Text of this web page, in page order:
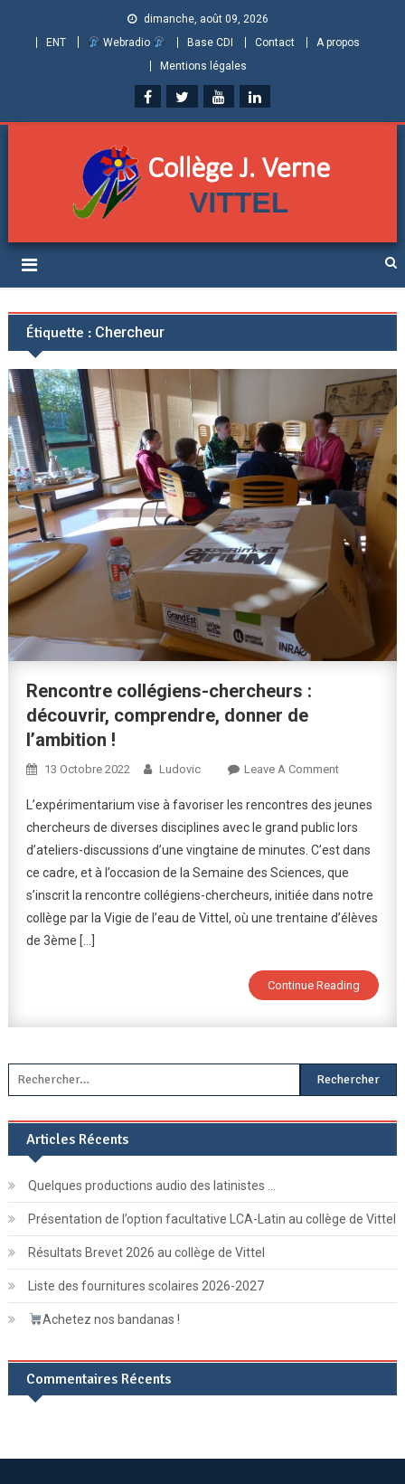
dimanche, août 09, 2026
ENT
Webradio Base CDI Contact
A propos
Mentions légales
Collège Jules Verne de
Vittel (Vosges)
Étiquette : Chercheur
Rencontre collégiens-chercheurs :
découvrir, comprendre, donner de
l’ambition !
13 Octobre 2022 Ludovic Leave A CommentOn
Collégiens-
Chercheurs
:
Découvrir,
Comprendre,
Donner
L’expérimentarium vise à favoriser les rencontres des jeunes
chercheurs de diverses disciplines avec le grand public lors
d’ateliers-discussions d’une vingtaine de minutes. C’est dans
ce cadre, et à l’occasion de la Semaine des Sciences, que
s’inscrit la rencontre collégiens-chercheurs, initiée dans notre
collège par la Vigie de l’eau de Vittel, où une trentaine d’élèves
de 3ème […]
Continue Reading
Rechercher :
Articles Récents
Quelques productions audio des latinistes …
Présentation de l’option facultative LCA-Latin au collège de Vittel
Résultats Brevet 2026 au collège de Vittel
Liste des fournitures scolaires 2026-2027
Achetez nos bandanas !
Commentaires Récents